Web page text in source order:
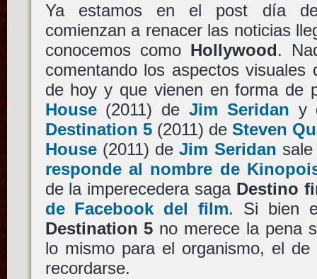
Ya estamos en el post día
comienzan a renacer las noticias
conocemos como Hollywood.
comentando los aspectos visuales
de hoy y que vienen en forma de
House(2011) de Jim Seridan y
Destination 5(2011) de Steven
House(2011) deJim Seridan
responde al nombre de
de la imperecedera saga Destino
de Facebook del film. Si bien
Destination 5 no merece la pena
lo mismo para el organismo, el de
recordarse.